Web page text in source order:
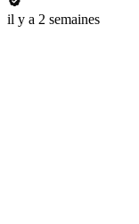
il y a 2 semaines